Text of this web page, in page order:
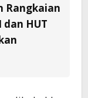
Rangkaian
dan HUT